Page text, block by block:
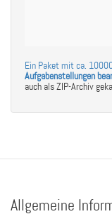
Ein Paket mit ca.
Aufgabenstellungen
auch als ZIP-Archiv
Allgemeine